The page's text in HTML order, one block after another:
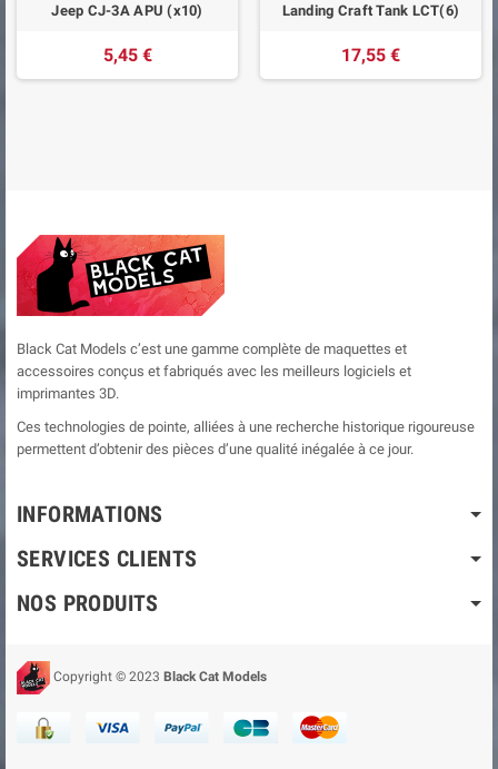
Jeep CJ-3A APU (x10)
5,45 €
Landing Craft Tank LCT(6)
17,55 €
Black Cat Models c’est une gamme complète de maquettes et
accessoires conçus et fabriqués avec les meilleurs logiciels et
imprimantes 3D.
Ces technologies de pointe, alliées à une recherche historique rigoureuse
permettent d’obtenir des pièces d’une qualité inégalée à ce jour.
INFORMATIONS
SERVICES CLIENTS
NOS PRODUITS
Copyright © 2023 Black Cat Models